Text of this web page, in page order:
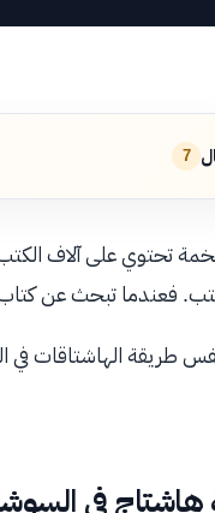
7
تحتوي على آلاف
فعندما تبحث عن كتاب
طريقة الهاشتاقات
في